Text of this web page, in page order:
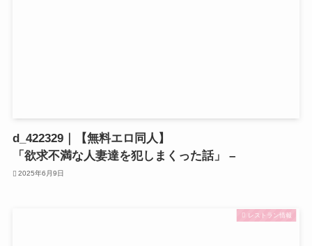
d_422329｜【無料エロ同人】
「欲求不満な人妻達を犯しまくった話」 –
2025年6月9日
レストラン情報